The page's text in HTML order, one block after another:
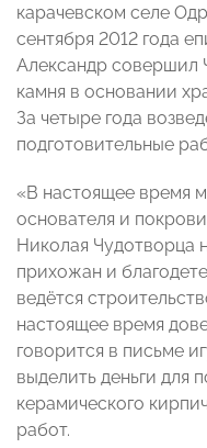
карачевском селе
сентября 2012 года
Александр совершил
камня в основании
За четыре года
подготовительные
«В настоящее время
основателя и
Николая Чудотворца
прихожан и
ведётся
настоящее время
говорится в письме
выделить деньги для
керамического
работ.